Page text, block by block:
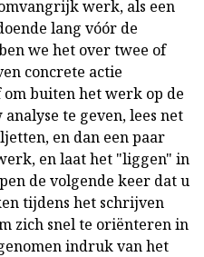
werk, als een
lang vóór de
we het over twee of
concrete actie
buiten het werk op de
te geven, lees net
en dan een paar
en laat het "liggen" in
de volgende keer dat u
tijdens het schrijven
zich snel te oriënteren in
indruk van het